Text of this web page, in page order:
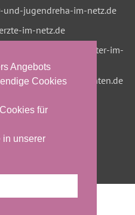
Angebots
Cookies
für
in unserer
und-jugendreha-im-netz.de
im-netz.de
und-psychiater-im-
hilft-krebspatienten.de